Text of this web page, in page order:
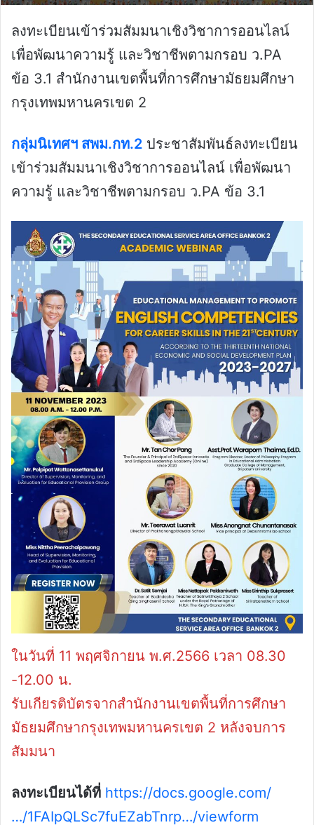
ลงทะเบียนเข้าร่วมสัมมนาเชิงวิชาการออนไลน์
เพื่อพัฒนาความรู้ และวิชาชีพตามกรอบ ว.PA
ข้อ 3.1 สำนักงานเขตพื้นที่การศึกษามัธยมศึกษา
กรุงเทพมหานครเขต 2
กลุ่มนิเทศฯ สพม.กท.2 ประชาสัมพันธ์ลงทะเบียน
เข้าร่วมสัมมนาเชิงวิชาการออนไลน์ เพื่อพัฒนา
ความรู้ และวิชาชีพตามกรอบ ว.PA ข้อ 3.1
ในวันที่ 11 พฤศจิกายน พ.ศ.2566 เวลา 08.30
-12.00 น.
รับเกียรติบัตรจากสำนักงานเขตพื้นที่การศึกษา
มัธยมศึกษากรุงเทพมหานครเขต 2 หลังจบการ
สัมมนา
ลงทะเบียนได้ที่ https://docs.google.com/
…/1FAIpQLSc7fuEZabTnrp…/viewform